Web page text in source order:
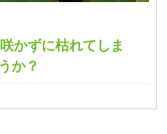
かずに枯れてしま
か？